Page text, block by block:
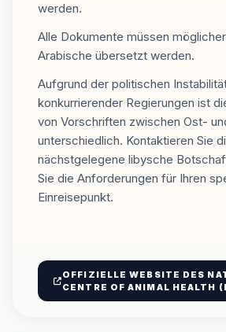
werden.
Alle Dokumente müssen
Arabische übersetzt werden.
Aufgrund der politischen
konkurrierender Regierungen ist
von Vorschriften zwischen Ost-
unterschiedlich. Kontaktieren Sie
nächstgelegene libysche
Sie die Anforderungen für Ihren
Einreisepunkt.
OFFIZIELLE WEBSITE DES
CENTRE OF ANIMAL HEALTH